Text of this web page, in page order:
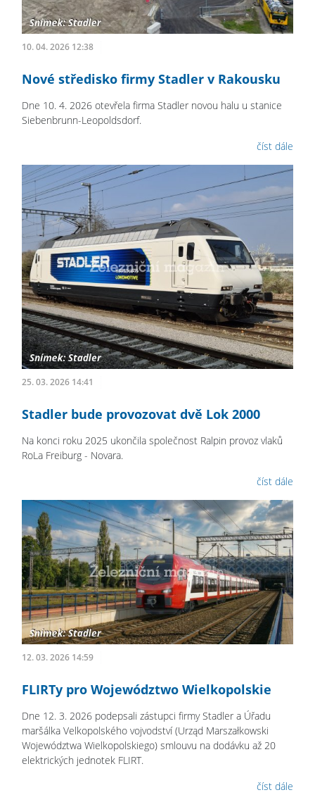
10. 04. 2026 12:38
Nové středisko firmy Stadler v Rakousku
Dne 10. 4. 2026 otevřela firma Stadler novou halu u stanice
Siebenbrunn-Leopoldsdorf.
číst dále
25. 03. 2026 14:41
Stadler bude provozovat dvě Lok 2000
Na konci roku 2025 ukončila společnost Ralpin provoz vlaků
RoLa Freiburg - Novara.
číst dále
12. 03. 2026 14:59
FLIRTy pro Województwo Wielkopolskie
Dne 12. 3. 2026 podepsali zástupci firmy Stadler a Úřadu
maršálka Velkopolského vojvodství (Urząd Marszałkowski
Województwa Wielkopolskiego) smlouvu na dodávku až 20
elektrických jednotek FLIRT.
číst dále